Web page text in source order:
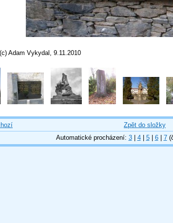
(c) Adam Vykydal, 9.11.2010
Zpět do složky
Automatické procházení: 3| 4| 5| 6| 7